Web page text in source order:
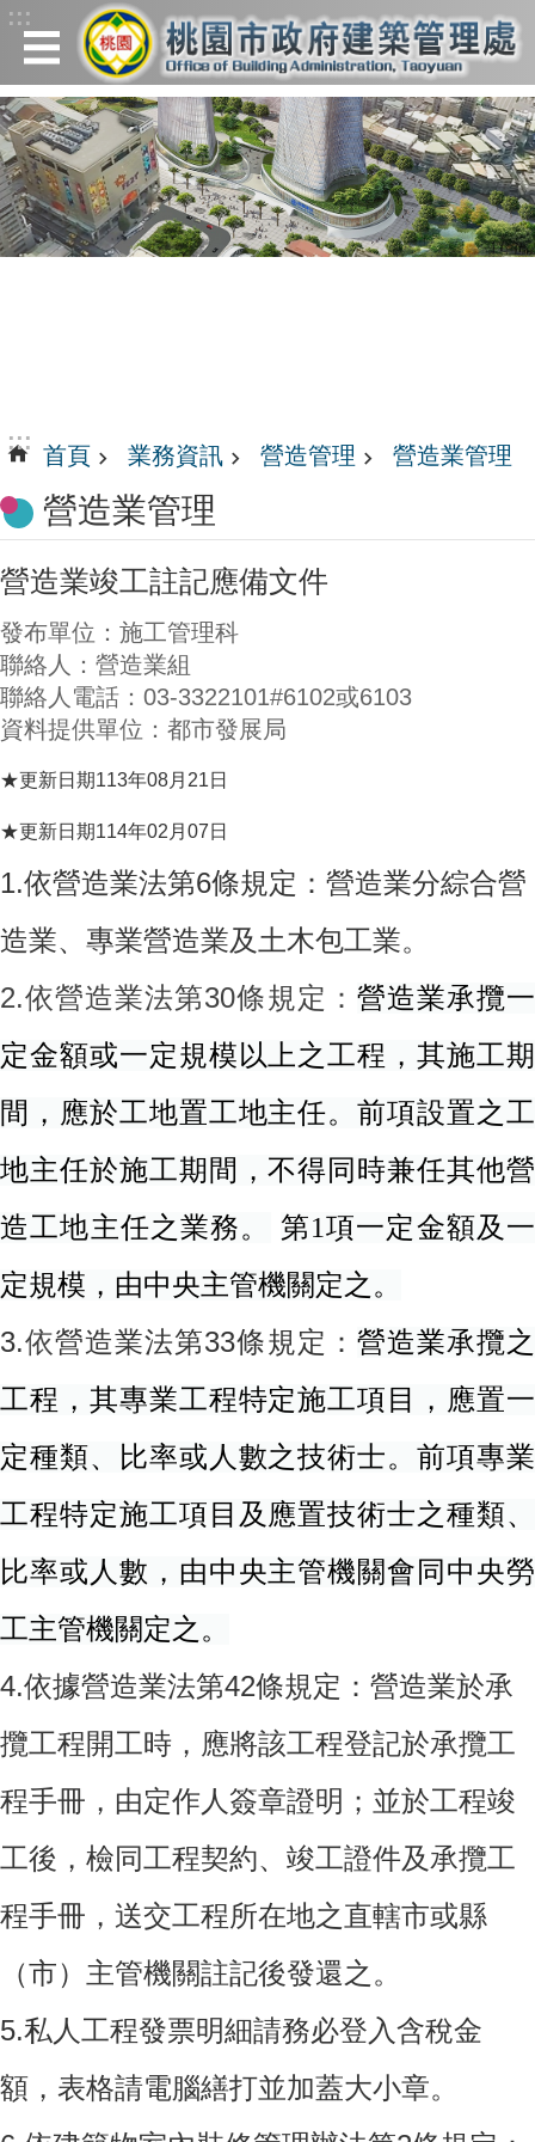
跳到主要內容區塊
:::
:::
首頁 業務資訊 營造管理 營造業管理
營造業管理
營造業竣工註記應備文件
發布單位：施工管理科
聯絡人：營造業組
聯絡人電話：03-3322101#6102或6103
資料提供單位：都市發展局
★更新日期113年08月21日
★更新日期114年02月07日
1.依營造業法第6條規定：營造業分綜合營
造業、專業營造業及土木包工業。
2.依營造業法第30條規定： 營造業承攬一
定金額或一定規模以上之工程，其施工期
間，應於工地置工地主任。前項設置之工
地主任於施工期間，不得同時兼任其他營
造工地主任之業務。
第1項一定金額及一
定規模，由中央主管機關定之。
3.依營造業法第33條規定： 營造業承攬之
工程，其專業工程特定施工項目，應置一
定種類、比率或人數之技術士。前項專業
工程特定施工項目及應置技術士之種類、
比率或人數，由中央主管機關會同中央勞
工主管機關定之。
4.依據營造業法第42條規定：營造業於承
攬工程開工時，應將該工程登記於承攬工
程手冊，由定作人簽章證明；並於工程竣
工後，檢同工程契約、竣工證件及承攬工
程手冊，送交工程所在地之直轄市或縣
（市）主管機關註記後發還之。
5.私人工程發票明細請務必登入含稅金
額，表格請電腦繕打並加蓋大小章。